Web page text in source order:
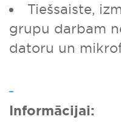
Tiešsaiste,
grupu darbam
datoru un
Informācijai: